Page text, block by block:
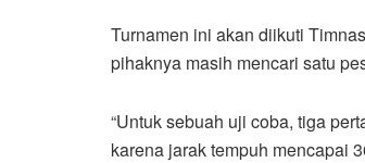
Turnamen ini akan diikuti
pihaknya masih mencari satu
“Untuk sebuah uji coba, tiga
karena jarak tempuh mencapai